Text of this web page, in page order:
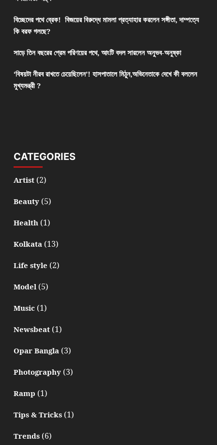
বিচ্ছেদের পথে ব্রেক! বিজয়ের বিরুদ্ধে মামলা প্রত্যাহার করলেন সঙ্গীতা, দাম্পত্যে
কি বরফ গলছে?
সাড়ে তিন বছরের প্রেম পরিণয়ের পথে, আংটি বদল সারলেন অনুভব-অনুষ্কা
‘বিষয়টা নীরব রাখতে চেয়েছিলেন’! হাসপাতালে মিঠুন,অভিনেতাকে দেখে কী বললেন
মুখ্যমন্ত্রী ?
CATEGORIES
Artist(2)
Beauty(5)
Health(1)
Kolkata(13)
Life style (2)
Model(5)
Music(1)
Newsbeat(1)
Opar Bangla(3)
Photography(3)
Ramp (1)
Tips & Tricks(1)
Trends(6)